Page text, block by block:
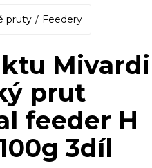
pruty Feedery
Mivardi
prut
feeder H
3díl